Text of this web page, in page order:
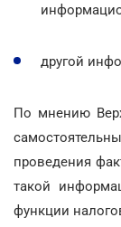
другой
По мнению
проведения
такой
функции